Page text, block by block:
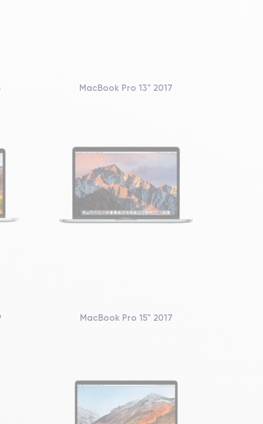
MacBook Pro 13" 2017
MacBook Pro 15" 2017